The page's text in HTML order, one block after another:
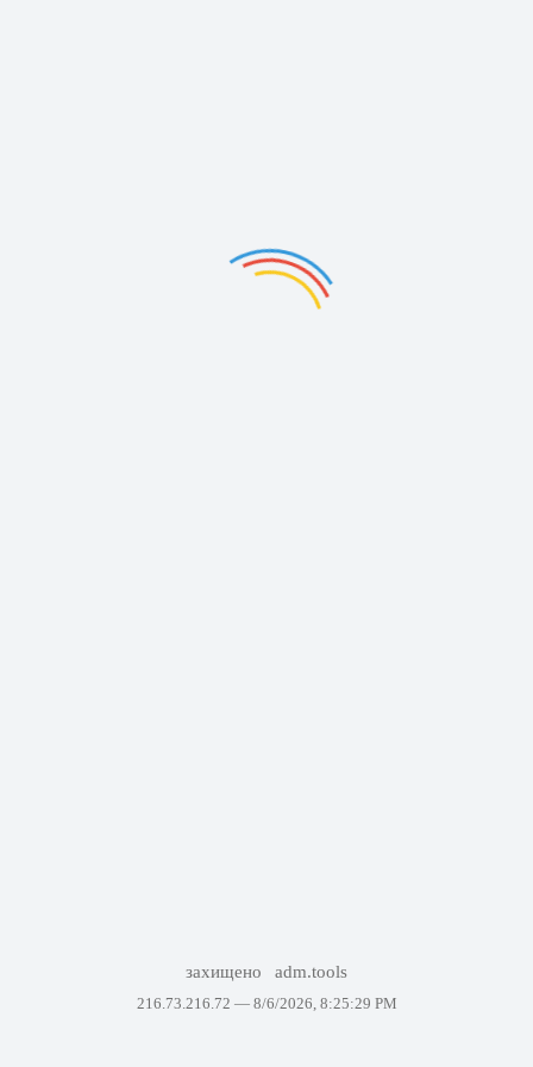
захищено adm.tools
216.73.216.72 — 8/6/2026, 8:25:29 PM